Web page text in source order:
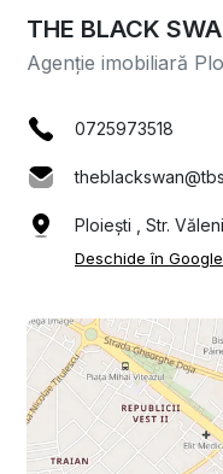
THE BLACK
Agenție imobiliară
0725973518
Ploiești , Str.
Deschide în